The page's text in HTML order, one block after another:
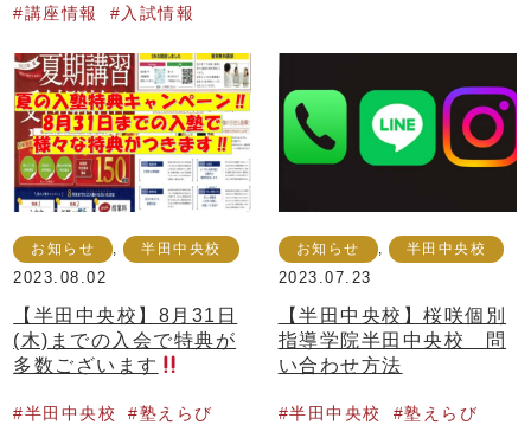
講座情報 入試情報
お知らせ , 半田中央校
2023.08.02
【半田中央校】8月31日
(木)までの入会で特典が
多数ございます
半田中央校
塾えらび
お知らせ , 半田中央校
2023.07.23
【半田中央校】桜咲個別
指導学院半田中央校 問
い合わせ方法
半田中央校
塾えらび